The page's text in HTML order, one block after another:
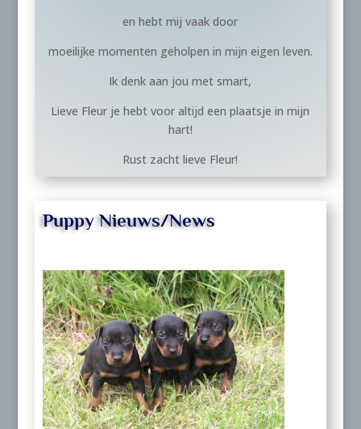
en hebt mij vaak door
moeilijke momenten geholpen in mijn eigen leven.
Ik denk aan jou met smart,
Lieve Fleur je hebt voor altijd een plaatsje in mijn
hart!
Rust zacht lieve Fleur!
Puppy Nieuws/News